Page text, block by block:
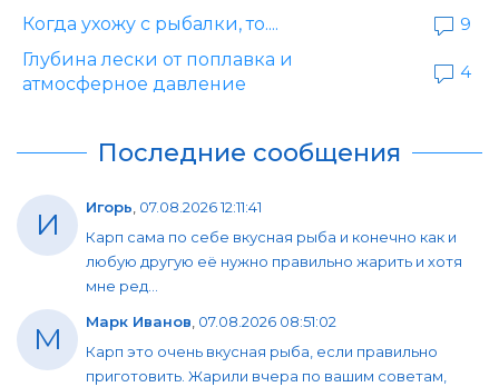
Когда ухожу с рыбалки, то....
9
Глубина лески от поплавка и
атмосферное давление
4
Последние сообщения
И Игорь 07.08.2026 12:11:41
Карп сама по себе вкусная рыба и конечно как и
любую другую её нужно правильно жарить и хотя
мне ред...
М Марк Иванов 07.08.2026 08:51:02
Карп это очень вкусная рыба, если правильно
приготовить. Жарили вчера по вашим советам,